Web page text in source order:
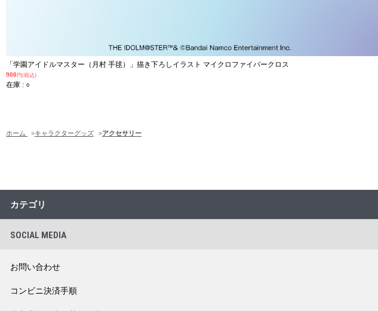
「学園アイドルマスター（月村 手毬）」描き下ろしイラスト マイクロファイバークロス
900 円(税込)
在庫 : ○
ホーム >キャラクターグッズ >アクセサリー
カテゴリ
SOCIAL MEDIA
お問い合わせ
コンビニ決済手順